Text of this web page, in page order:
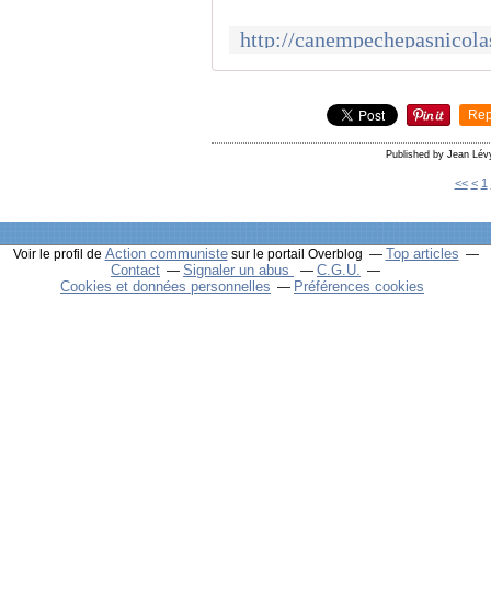
Published by Jean
<< < 1
Voir le profil de Action communistesur le portail Overblog
Top articles
Contact
Signaler un abus
C.G.U.
Cookies et données personnelles
Préférences cookies